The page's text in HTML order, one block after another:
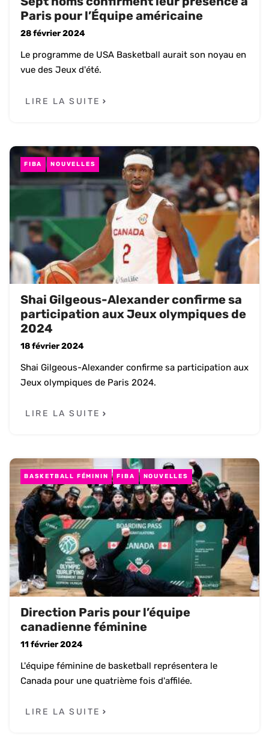
Paris pour l’Équipe américaine
28 février 2024
Le programme de USA Basketball aurait son noyau en
vue des Jeux d'été.
LIRE LA SUITE
FIBA NOUVELLES
Shai Gilgeous-Alexander confirme sa
participation aux Jeux olympiques de
2024
18 février 2024
Shai Gilgeous-Alexander confirme sa participation aux
Jeux olympiques de Paris 2024.
LIRE LA SUITE
BASKETBALL FÉMININ FIBA NOUVELLES
Direction Paris pour l’équipe
canadienne féminine
11 février 2024
L'équipe féminine de basketball représentera le
Canada pour une quatrième fois d'affilée.
LIRE LA SUITE